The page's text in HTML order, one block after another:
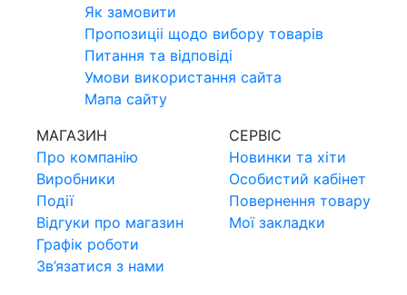
Як замовити
Пропозицii щодо вибору товарiв
Питання та вiдповiдi
Умови використання сайта
Мапа сайту
МАГАЗИН
Про компанiю
Виробники
Події
Відгуки про магазин
Графік роботи
Зв’язатися з нами
СЕРВIС
Новинки та хiти
Особистий кабінет
Повернення товару
Мої закладки